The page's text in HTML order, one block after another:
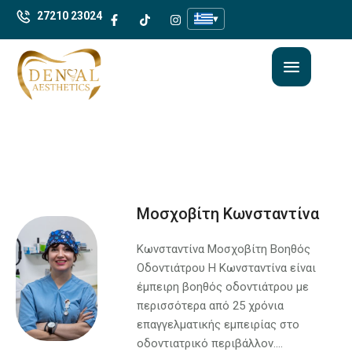
27210 23024 ▾
Μοσχοβίτη Κωνσταντίνα
Κωνσταντίνα Μοσχοβίτη Βοηθός
Οδοντιάτρου Η Κωνσταντίνα είναι
έμπειρη βοηθός οδοντιάτρου με
περισσότερα από 25 χρόνια
επαγγελματικής εμπειρίας στο
οδοντιατρικό περιβάλλον....